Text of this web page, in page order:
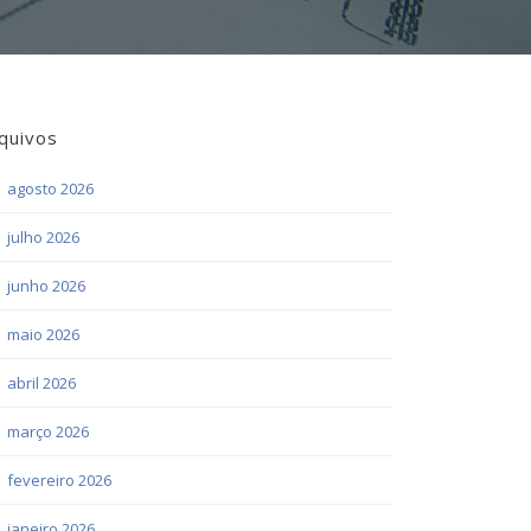
agosto 2026
julho 2026
junho 2026
maio 2026
abril 2026
março 2026
fevereiro 2026